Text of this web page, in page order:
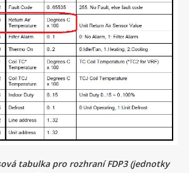
tabulka pro rozhraní FDP3 (jednotky